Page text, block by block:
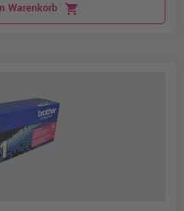
Warenkorb shopping_cart